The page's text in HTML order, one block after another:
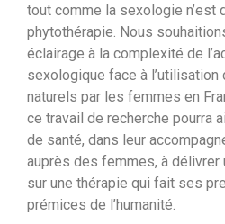
tout comme la sexologie n’est
phytothérapie. Nous
éclairage à la complexité de
sexologique face à
naturels par les femmes en
ce travail de recherche pourra
de santé, dans leur
auprès des femmes, à délivrer
sur une thérapie qui fait ses
prémices de l’humanité.